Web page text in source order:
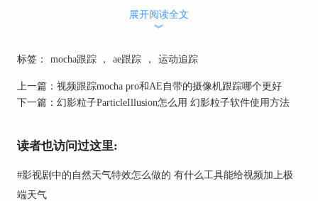
选择你的视频层，然后点击“效果”>“Boris FX
罩，覆盖你想要替换的素材。
点击“跟踪前进”按钮，Mocha将开始跟踪你选定的
完成跟踪后，点击“保存”并关闭Mocha界面。
在AE中，选择“效果”>“Boris FX Mocha”>“Mocha
AE”，然后点击“创建跟踪数据”。
展开阅读全文
︾
标签： mocha跟踪 ， ae跟踪 ， 运动追踪
上一篇： 视频跟踪mocha pro和AE自带的摄像机跟踪哪个更好
下一篇： 幻影粒子ParticleIllusion怎么用 幻影粒子软件使用方法
读者也访问过这里:
#影视剧中的自然天气特效怎么做的 有什么工具能给视频加上极
端天气